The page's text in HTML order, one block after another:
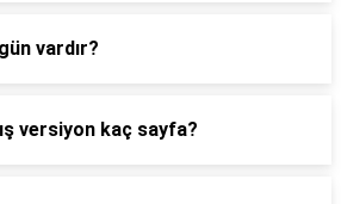
vardır?
versiyon kaç sayfa?